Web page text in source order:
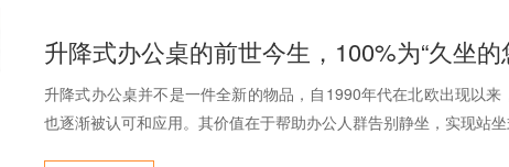
升降式办公桌的前世今生，100%为“久坐的
升降式办公桌并不是一件全新的物品，自1990年代在北欧出现以
也逐渐被认可和应用。其价值在于帮助办公人群告别静坐，实现站坐